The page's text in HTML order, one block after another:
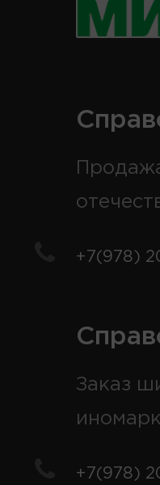
+7(978)
Заказ
+7(978)